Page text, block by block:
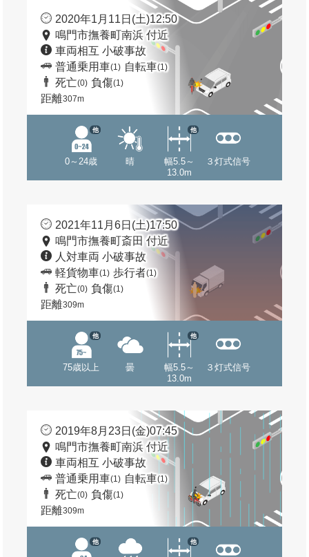
2020年1月11日(土)12:50
鳴門市撫養町南浜 付近
車両相互 小破事故
普通乗用車(1) 自転車(1)
死亡(0) 負傷(1)
距離307m
0～24歳
他
晴
幅5.5～
13.0m
他
３灯式信号
2021年11月6日(土)17:50
鳴門市撫養町斎田 付近
人対車両 小破事故
軽貨物車(1) 歩行者(1)
死亡(0) 負傷(1)
距離309m
75歳以上
他
曇
幅5.5～
13.0m
他
３灯式信号
2019年8月23日(金)07:45
鳴門市撫養町南浜 付近
車両相互 小破事故
普通乗用車(1) 自転車(1)
死亡(0) 負傷(1)
距離309m
他 他